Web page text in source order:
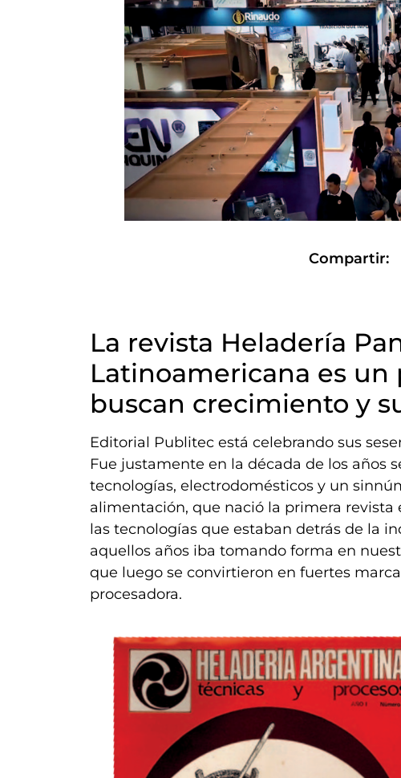
Compartir:
La revista Heladería
Latinoamericana es
buscan crecimiento y
Editorial Publitec está celebrando sus
Fue justamente en la década de los años
tecnologías, electrodomésticos y un
alimentación, que nació la primera
las tecnologías que estaban detrás de la
aquellos años iba tomando forma en
que luego se convirtieron en fuertes
procesadora.